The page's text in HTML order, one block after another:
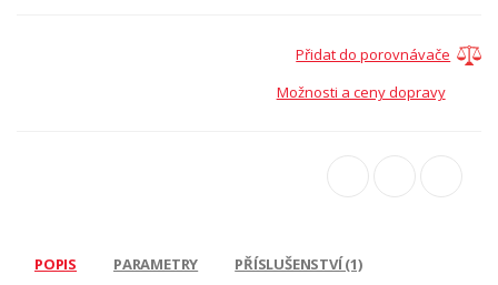
Přidat do porovnávače
Možnosti a ceny dopravy
POPIS PARAMETRY PŘÍSLUŠENSTVÍ (1)